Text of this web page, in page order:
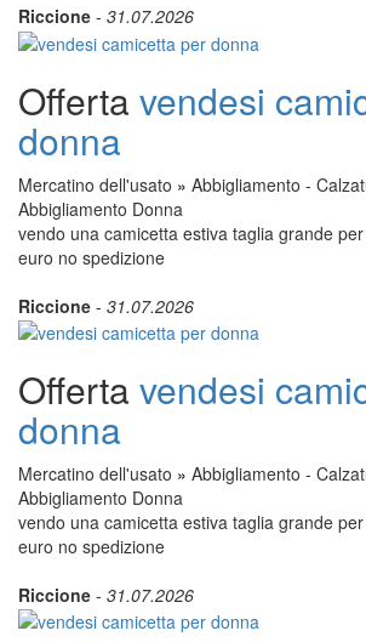
Riccione - 31.07.2026
Offerta vendesi
donna
Mercatino dell'usato » Abbigliamento -
Abbigliamento Donna
vendo una camicetta estiva taglia grande
euro no spedizione
Riccione - 31.07.2026
Offerta vendesi
donna
Mercatino dell'usato » Abbigliamento -
Abbigliamento Donna
vendo una camicetta estiva taglia grande
euro no spedizione
Riccione - 31.07.2026